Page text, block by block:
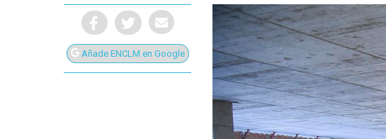
Presiona Intro para buscar o ESC para cerrar
Añade ENCLM en Google